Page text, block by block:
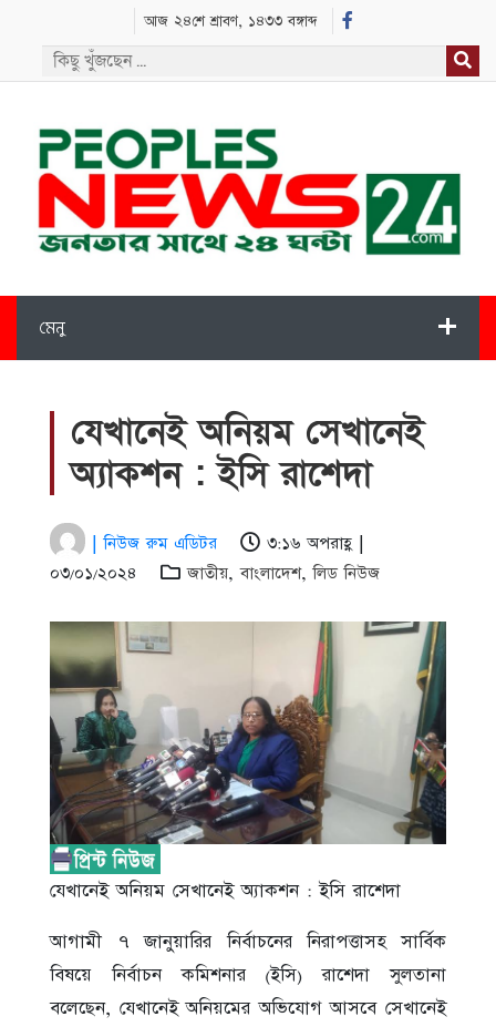
আজ ২৪শে শ্রাবণ, ১৪৩৩ বঙ্গাব্দ
মেনু
যেখানেই অনিয়ম সেখানেই
অ্যাকশন : ইসি রাশেদা
| নিউজ রুম এডিটর
৩:১৬ অপরাহ্ণ |
০৩/০১/২০২৪
জাতীয়,বাংলাদেশ,লিড নিউজ
যেখানেই অনিয়ম সেখানেই অ্যাকশন : ইসি রাশেদা
আগামী ৭ জানুয়ারির নির্বাচনের নিরাপত্তাসহ সার্বিক
বিষয়ে নির্বাচন কমিশনার (ইসি) রাশেদা সুলতানা
বলেছেন, যেখানেই অনিয়মের অভিযোগ আসবে সেখানেই